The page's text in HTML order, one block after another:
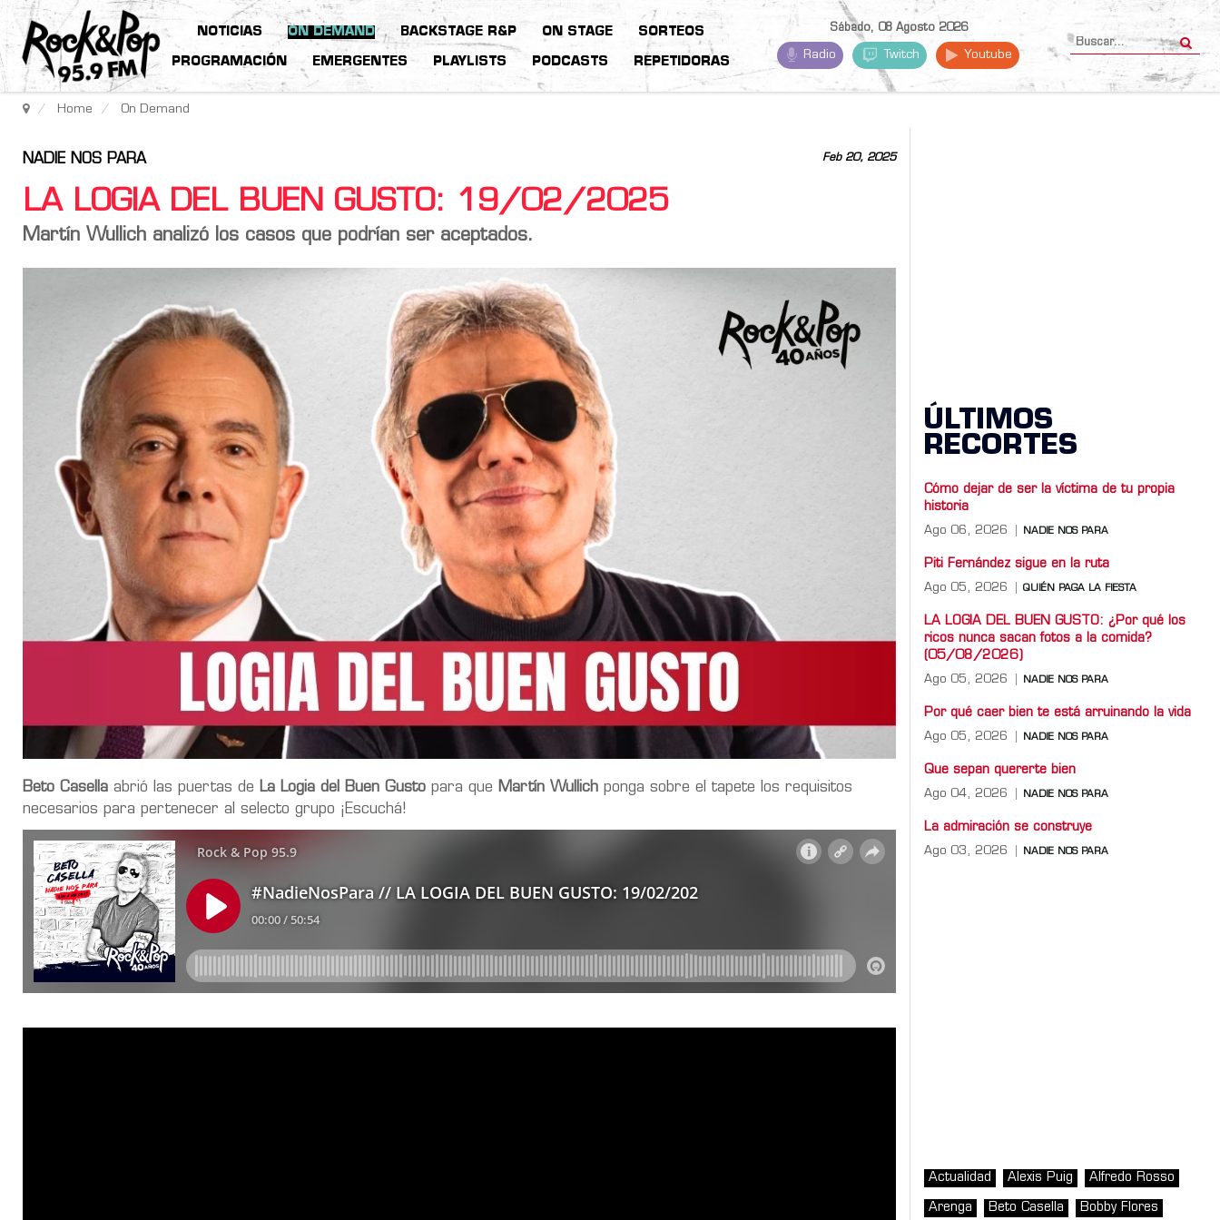
NOTICIAS ON DEMAND BACKSTAGE R&P ON STAGE SORTEOS
PROGRAMACIÓN EMERGENTES PLAYLISTS PODCASTS REPETIDORAS
Sábado, 08 Agosto 2026
Radio Twitch Youtube
Home On Demand
Feb 20, 2025
NADIE NOS PARA
LA LOGIA DEL BUEN GUSTO: 19/02/2025
Martín Wullich analizó los casos que podrían ser aceptados.
Beto Casella abrió las puertas de La Logia del Buen Gusto para que Martín Wullich ponga sobre el tapete los requisitos
necesarios para pertenecer al selecto grupo ¡Escuchá!
ÚLTIMOS
RECORTES
Cómo dejar de ser la víctima de tu propia
historia
Ago 06, 2026 NADIE NOS PARA
Piti Fernández sigue en la ruta
Ago 05, 2026 QUIÉN PAGA LA FIESTA
LA LOGIA DEL BUEN GUSTO: ¿Por qué los
ricos nunca sacan fotos a la comida?
(05/08/2026)
Ago 05, 2026 NADIE NOS PARA
Por qué caer bien te está arruinando la vida
Ago 05, 2026 NADIE NOS PARA
Que sepan quererte bien
Ago 04, 2026 NADIE NOS PARA
La admiración se construye
Ago 03, 2026 NADIE NOS PARA
Actualidad Alexis Puig Alfredo Rosso
Arenga Beto Casella Bobby Flores